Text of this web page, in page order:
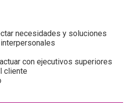
necesidades y soluciones
con ejecutivos superiores
cliente